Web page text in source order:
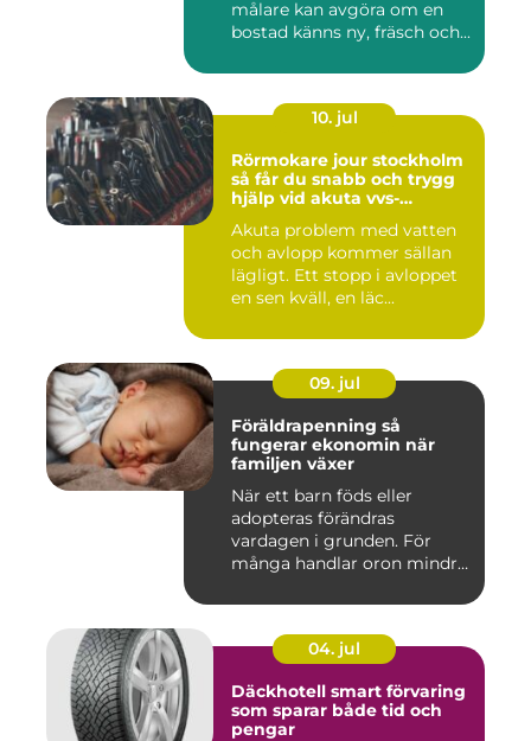
målare kan avgöra om en
bostad känns ny, fräsch och...
10. jul
Rörmokare jour stockholm
så får du snabb och trygg
hjälp vid akuta vvs-
Akuta problem med vatten
och avlopp kommer sällan
lägligt. Ett stopp i avloppet
en sen kväll, en läc...
09. jul
Föräldrapenning så
fungerar ekonomin när
familjen växer
När ett barn föds eller
adopteras förändras
vardagen i grunden. För
många handlar oron mindre
04. jul
Däckhotell smart förvaring
som sparar både tid och
pengar